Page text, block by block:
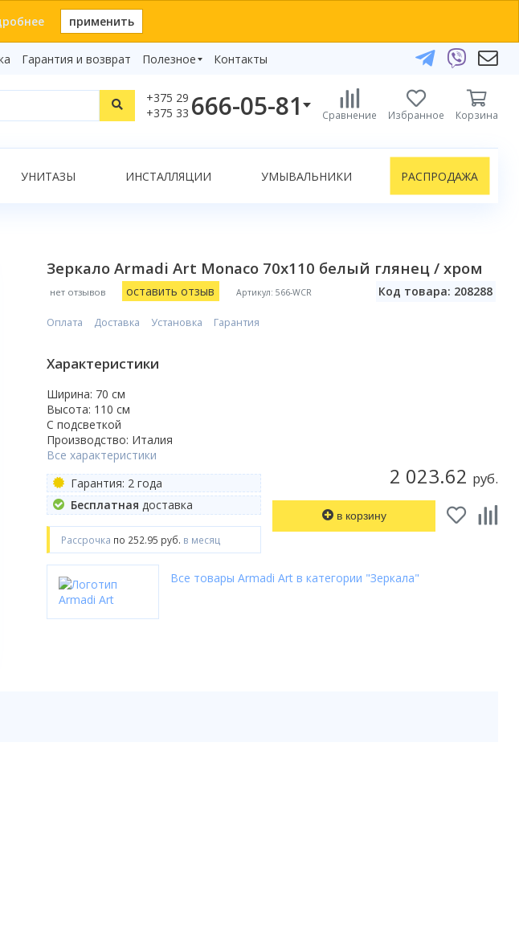
применить
Гарантия и возврат
Полезное
Видеообзоры
Бренды
Контакты
+375 29
+375 33 666-05-81
+375 29 666-05-81
+375 17 243-24-29
Telegram
Viber
Сравнение Избранное Корзина
УНИТАЗЫ ИНСТАЛЛЯЦИИ УМЫВАЛЬНИКИ РАСПРОДАЖА
Зеркало Armadi Art Monaco 70x110 белый глянец / хром
нет отзывов оставить отзыв Артикул: 566-WCR Код товара: 208288
2 023.62 руб.
в корзину
Оплата Доставка Установка Гарантия
Характеристики
Ширина: 70 см
Высота: 110 см
С подсветкой
Производство: Италия
Все характеристики
Гарантия: 2 года
Бесплатная доставка
Рассрочка по 252.95 руб. в месяц
Все товары Armadi Art в категории "Зеркала"